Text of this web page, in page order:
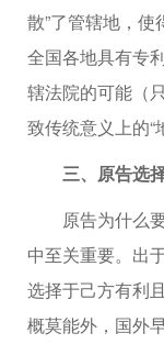
散”了管辖地，使
全国各地具有专
辖法院的可能（
致传统意义上的“
三、原告选
原告为什么要
中至关重要。出
选择于己方有利
概莫能外，国外